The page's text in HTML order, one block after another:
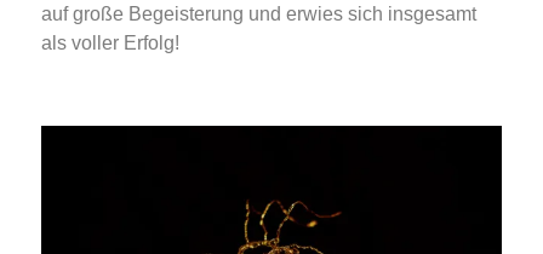
auf große Begeisterung und erwies sich insgesamt
als voller Erfolg!